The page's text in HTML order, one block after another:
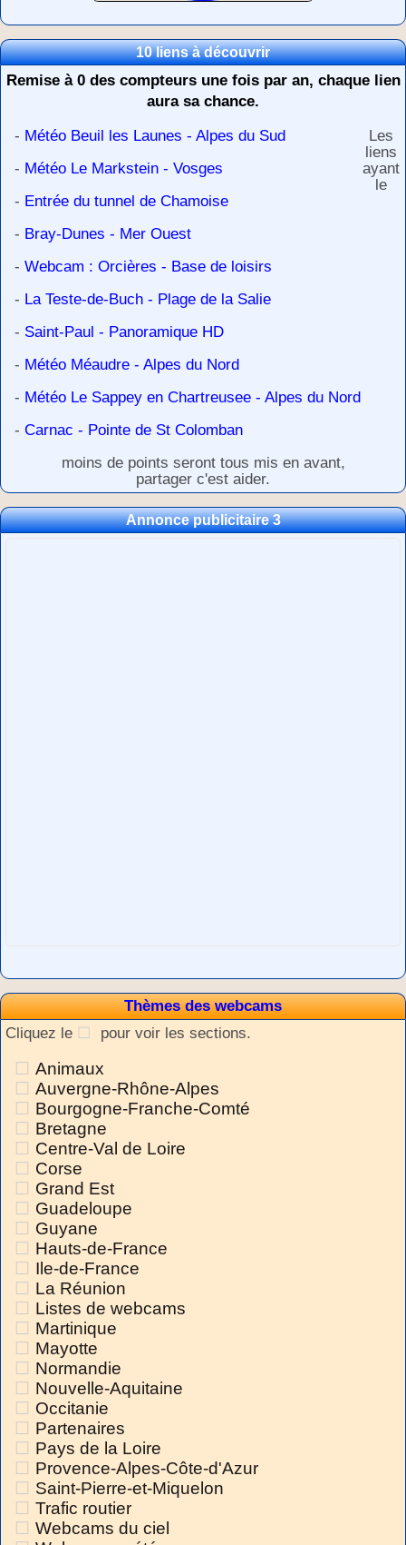
10 liens à découvrir
Remise à 0 des compteurs une fois par an, chaque lien
aura sa chance.
- Météo Beuil les Launes - Alpes du Sud
- Météo Le Markstein - Vosges
- Entrée du tunnel de Chamoise
- Bray-Dunes - Mer Ouest
- Webcam : Orcières - Base de loisirs
- La Teste-de-Buch - Plage de la Salie
- Saint-Paul - Panoramique HD
- Météo Méaudre - Alpes du Nord
- Météo Le Sappey en Chartreusee - Alpes du Nord
- Carnac - Pointe de St Colomban
Les
liens
ayant
le
moins de points seront tous mis en avant,
partager c'est aider.
Annonce publicitaire 3
Thèmes des webcams
Cliquez le
pour voir les sections.
Animaux
Auvergne-Rhône-Alpes
Bourgogne-Franche-Comté
Bretagne
Centre-Val de Loire
Corse
Grand Est
Guadeloupe
Guyane
Hauts-de-France
Ile-de-France
La Réunion
Listes de webcams
Martinique
Mayotte
Normandie
Nouvelle-Aquitaine
Occitanie
Partenaires
Pays de la Loire
Provence-Alpes-Côte-d'Azur
Saint-Pierre-et-Miquelon
Trafic routier
Webcams du ciel